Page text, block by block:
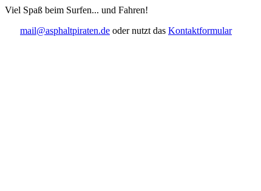
Viel Spaß beim Surfen... und Fahren!
mail@asphaltpiraten.de oder nutzt das Kontaktformular